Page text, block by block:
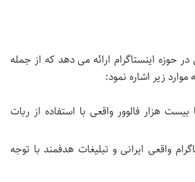
حوزه اینستاگرام ارائه می دهد که از جمله
زیر اشاره نمود:
هزار فالوور واقعی با استفاده از ربات
واقعی ایرانی و تبلیغات هدفمند با توجه